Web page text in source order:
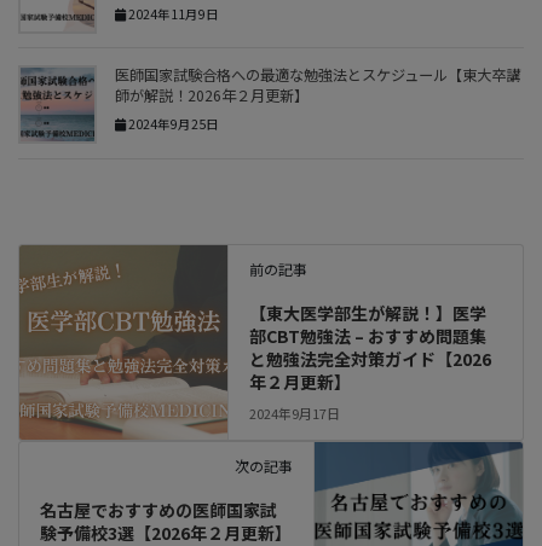
2024年11月9日
医師国家試験合格への最適な勉強法とスケジュール【東大卒講
師が解説！2026年２月更新】
2024年9月25日
前の記事
【東大医学部生が解説！】医学
部CBT勉強法 – おすすめ問題集
と勉強法完全対策ガイド【2026
年２月更新】
2024年9月17日
次の記事
名古屋でおすすめの医師国家試
験予備校3選【2026年２月更新】